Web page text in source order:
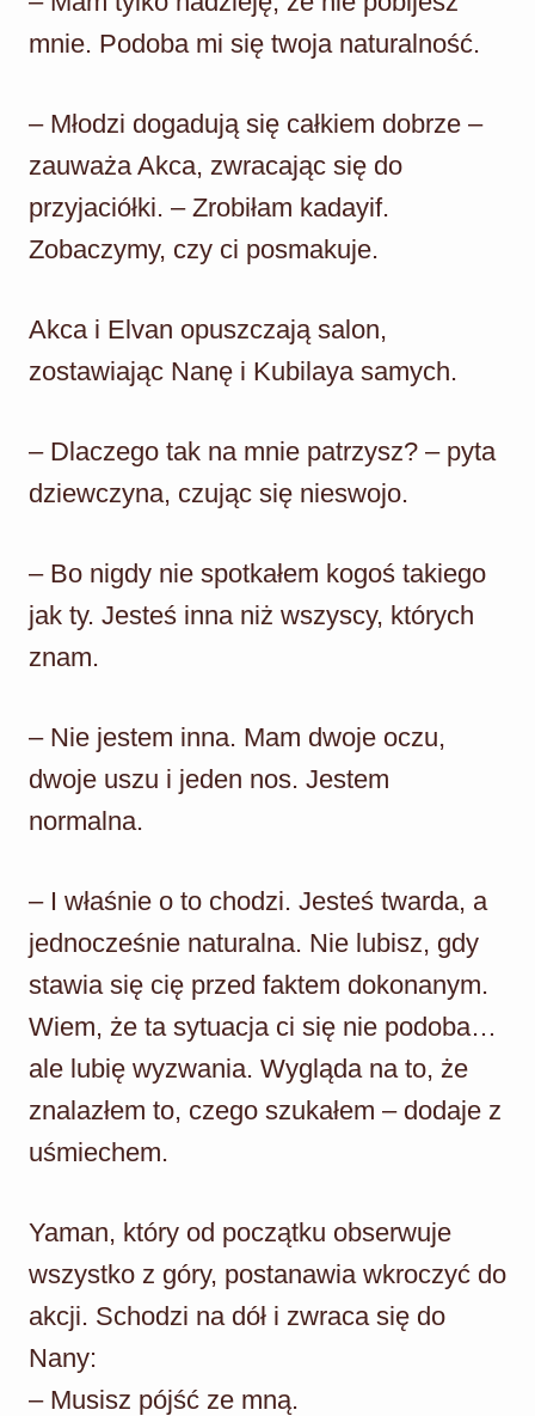
mnie. Podoba mi się twoja naturalność.
– Młodzi dogadują się całkiem dobrze –
zauważa Akca, zwracając się do
przyjaciółki. – Zrobiłam kadayif.
Zobaczymy, czy ci posmakuje.
Akca i Elvan opuszczają salon,
zostawiając Nanę i Kubilaya samych.
– Dlaczego tak na mnie patrzysz? – pyta
dziewczyna, czując się nieswojo.
– Bo nigdy nie spotkałem kogoś takiego
jak ty. Jesteś inna niż wszyscy, których
znam.
– Nie jestem inna. Mam dwoje oczu,
dwoje uszu i jeden nos. Jestem
normalna.
– I właśnie o to chodzi. Jesteś twarda, a
jednocześnie naturalna. Nie lubisz, gdy
stawia się cię przed faktem dokonanym.
Wiem, że ta sytuacja ci się nie podoba…
ale lubię wyzwania. Wygląda na to, że
znalazłem to, czego szukałem – dodaje z
uśmiechem.
Yaman, który od początku obserwuje
wszystko z góry, postanawia wkroczyć do
akcji. Schodzi na dół i zwraca się do
Nany:
– Musisz pójść ze mną.